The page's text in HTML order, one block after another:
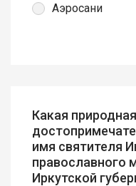
Аэросани
Какая природная
имя святителя
православного
Иркутской